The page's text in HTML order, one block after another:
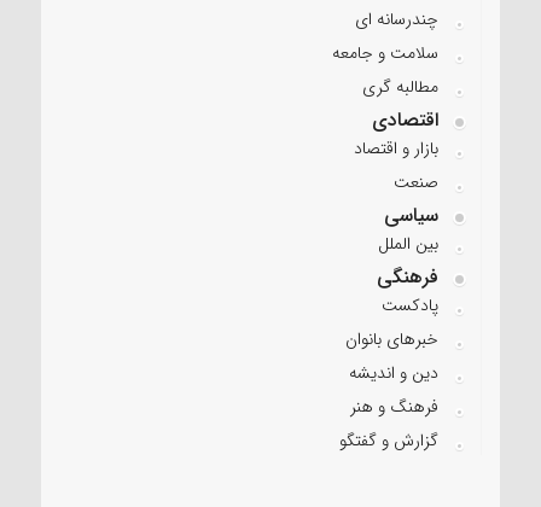
چندرسانه ای
سلامت و جامعه
مطالبه گری
اقتصادی
بازار و اقتصاد
صنعت
سیاسی
بین الملل
فرهنگی
پادکست
خبرهای بانوان
دین و اندیشه
فرهنگ و هنر
گزارش و گفتگو